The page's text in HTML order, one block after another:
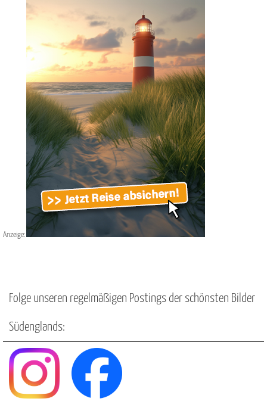
Anzeige:
Folge unseren regelmäßigen Postings der schönsten Bilder
Südenglands: